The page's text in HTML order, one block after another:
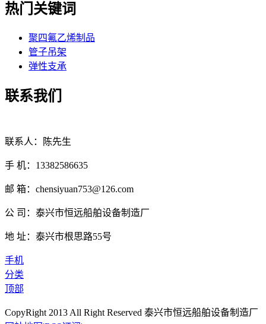
热门关键词
聚四氟乙烯制品
管子吊架
弹性支承
联系我们
联系人：陈先生
手 机：13382586635
邮 箱：chensiyuan753@126.com
公 司：泰兴市恒远船舶设备制造厂
地 址：泰兴市根思路55号
手机
分类
顶部
CopyRight 2013 All Right Reserved 泰兴市恒远船舶设备制造厂